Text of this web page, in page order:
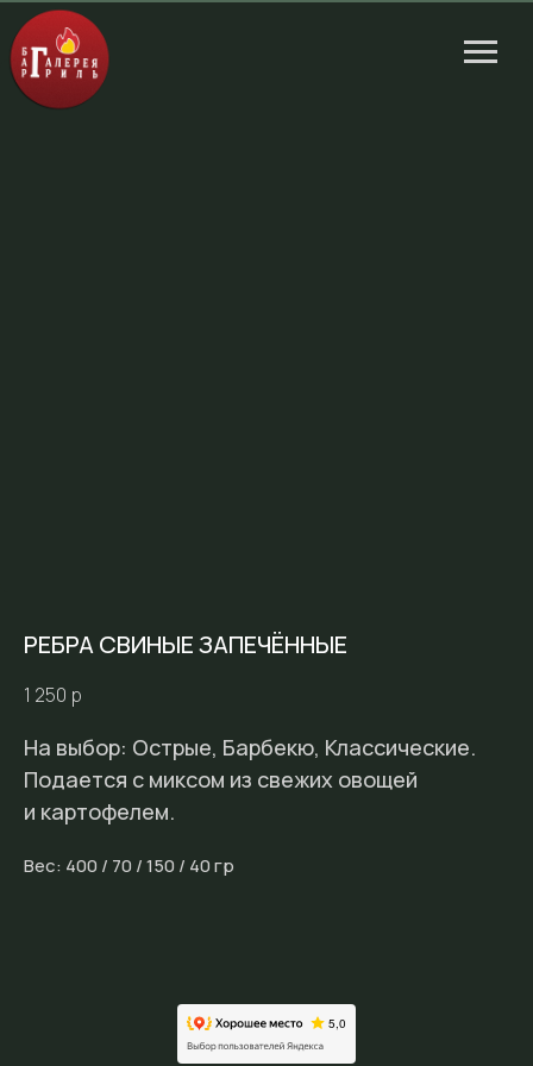
РЕБРА СВИНЫЕ ЗАПЕЧЁННЫЕ
1 250 р
На выбор: Острые, Барбекю, Классические.
Подается с миксом из свежих овощей
и картофелем.
Вес: 400 / 70 / 150 / 40 гр